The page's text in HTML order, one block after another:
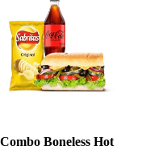
Combo Boneless Hot